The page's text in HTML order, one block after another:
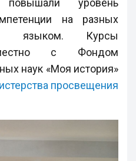
уровень
на разных
языком. Курсы
с Фондом
наук «Моя история»
просвещения